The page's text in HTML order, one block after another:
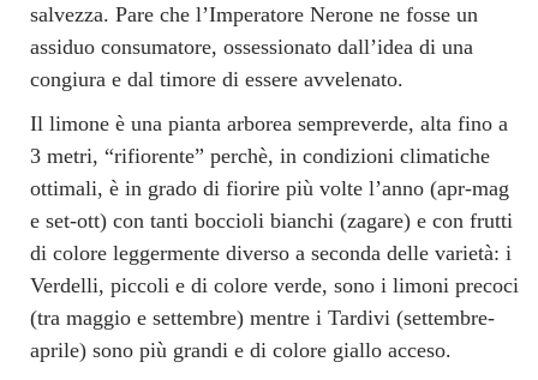
salvezza. Pare che l’Imperatore Nerone ne fosse un
assiduo consumatore, ossessionato dall’idea di una
congiura e dal timore di essere avvelenato.
Il limone è una pianta arborea sempreverde, alta fino a
3 metri, “rifiorente” perchè, in condizioni climatiche
ottimali, è in grado di fiorire più volte l’anno (apr-mag
e set-ott) con tanti boccioli bianchi (zagare) e con frutti
di colore leggermente diverso a seconda delle varietà: i
Verdelli, piccoli e di colore verde, sono i limoni precoci
(tra maggio e settembre) mentre i Tardivi (settembre-
aprile) sono più grandi e di colore giallo acceso.